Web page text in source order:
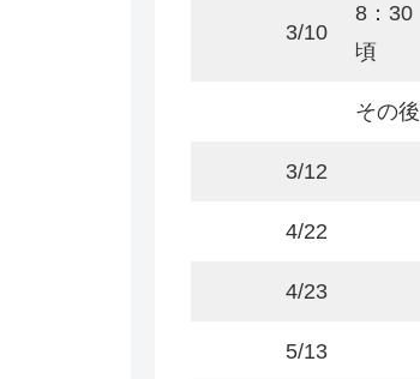
3/10
8：30
頃
その後
3/12
4/22
4/23
5/13